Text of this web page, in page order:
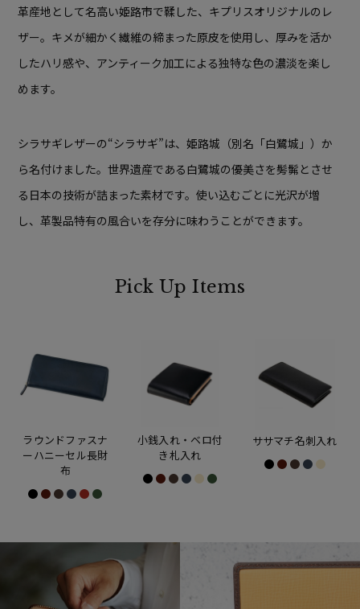
革産地として名高い姫路市で鞣した、キプリスオリジナルのレ
ザー。キメが細かく繊維の締まった原皮を使用し、厚みを活か
したハリ感や、アンティーク加工による独特な色の濃淡を楽し
めます。
シラサギレザーの“シラサギ”は、姫路城（別名「白鷺城」）か
ら名付けました。世界遺産である白鷺城の優美さを髣髴とさせ
る日本の技術が詰まった素材です。使い込むごとに光沢が増
し、革製品特有の風合いを存分に味わうことができます。
Pick Up Items
ラウンドファスナ
ーハニーセル長財
布
小銭入れ・ベロ付
き札入れ
ササマチ名刺入れ